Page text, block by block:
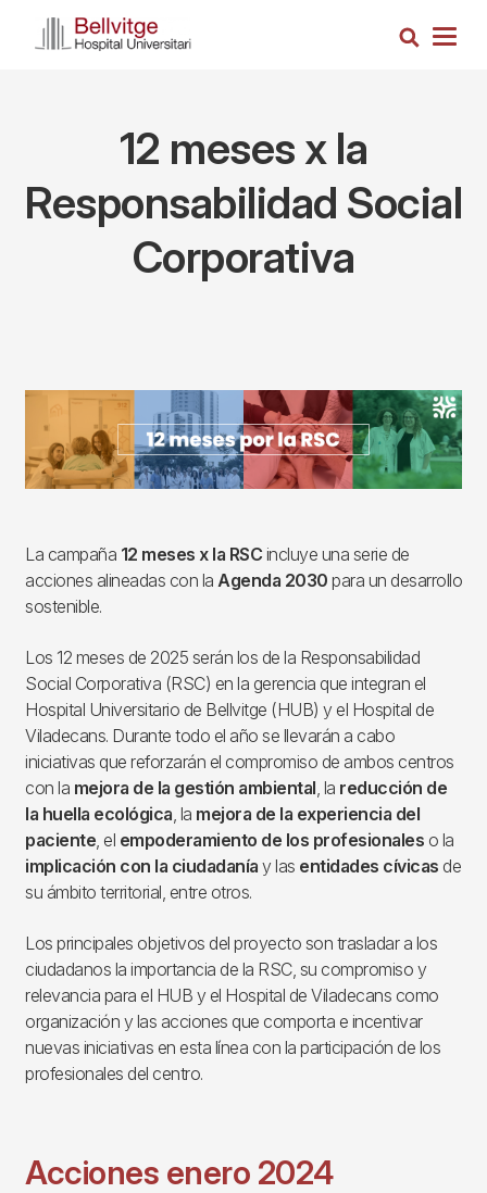
Busca
12 meses x la
Responsabilidad Social
Corporativa
Components
La campaña 12 meses x la RSC incluye una serie de
acciones alineadas con la Agenda 2030 para un desarrollo
sostenible.
Los 12 meses de 2025 serán los de la Responsabilidad
Social Corporativa (RSC) en la gerencia que integran el
Hospital Universitario de Bellvitge (HUB) y el Hospital de
Viladecans. Durante todo el año se llevarán a cabo
iniciativas que reforzarán el compromiso de ambos centros
con la mejora de la gestión ambiental , la reducción de
la huella ecológica , la mejora de la experiencia del
paciente , el empoderamiento de los profesionales o la
implicación con la ciudadanía y las entidades cívicas de
su ámbito territorial, entre otros.
Los principales objetivos del proyecto son trasladar a los
ciudadanos la importancia de la RSC, su compromiso y
relevancia para el HUB y el Hospital de Viladecans como
organización y las acciones que comporta e incentivar
nuevas iniciativas en esta línea con la participación de los
profesionales del centro.
Acciones enero 2024